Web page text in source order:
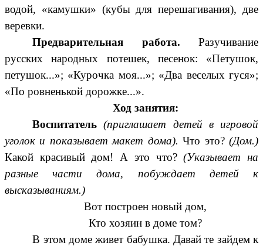
водой, «камушки» (кубы для перешагивания), две
веревки.
Предварительная работа. Разучивание
русских народных потешек, песенок: «Петушок,
петушок...»; «Курочка моя...»; «Два веселых гуся»;
«По ровненькой дорожке...».
Ход занятия:
Воспитатель(приглашает детей в игровой
уголок и показывает макет дома).Что это?(Дом.)
Какой красивый дом! А это что?(Указывает на
разные части дома, побуждает детей к
высказываниям.)
Вот построен новый дом,
Кто хозяин в доме том?
В этом доме живет бабушка. Давай те зайдем к